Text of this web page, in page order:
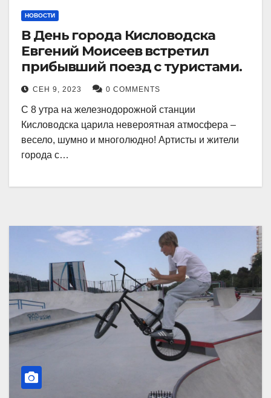
НОВОСТИ
В День города Кисловодска
Евгений Моисеев встретил
прибывший поезд с туристами.
СЕН 9, 2023 0 COMMENTS
С 8 утра на железнодорожной станции
Кисловодска царила невероятная атмосфера –
весело, шумно и многолюдно! Артисты и жители
города с…